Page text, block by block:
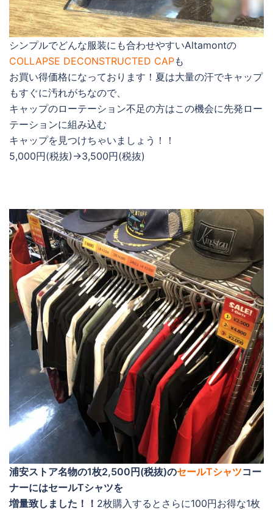
シンプルでどんな服装にも合わせやすいAltamontの
COLLAPSE DECONSTRUCTED CAPも
お買い得価格になっております！夏は大量の汗でキャップ
もすぐに汚れがちなので、
キャップのローテーション不足の方はこの機会に先発ロー
テーションに組み込む
キャップを見つけちゃいましょう！！
5,000円(税抜)→3,500円(税抜)
浦安ストア名物の1枚2,500円(税抜)のセールTシャツコー
ナーにはセールTシャツを
増量致しました！！ 2枚購入するとさらに100円お得な1枚